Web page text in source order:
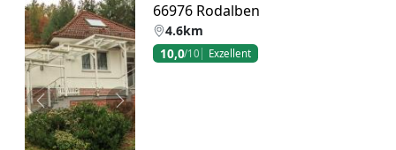
Zurück Weiter
66976 Rodalben
4.6km
10,0/10 Exzellent